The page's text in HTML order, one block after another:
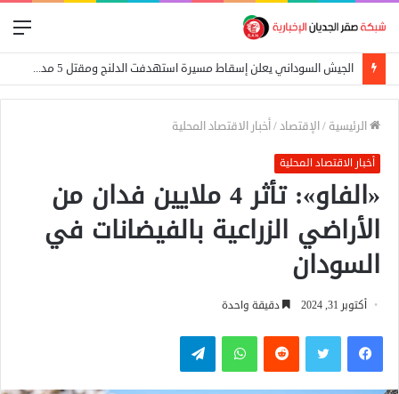
الجيش السوداني يعلن إسقاط مسيرة استهدفت الدلنج ومقتل 5 مدنيين في هجوم جنوبي الأبيض
الرئيسية /الإقتصاد/أخبار الاقتصاد المحلية
أخبار الاقتصاد المحلية
«الفاو»: تأثر 4 ملايين فدان من
الأراضي الزراعية بالفيضانات في
السودان
أكتوبر 31, 2024 دقيقة واحدة
فيسبوكتويتر واتساب تيلقرام